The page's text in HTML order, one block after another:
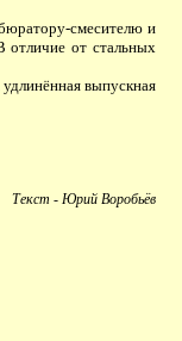
смесителю и
отличие от стальных
выпускная
Текст - Юрий Воробьёв